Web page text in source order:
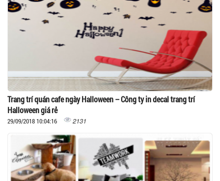
Trang trí quán cafe ngày Halloween – Công ty in decal trang trí
Halloween giá rẻ
29/09/2018 10:04:16 2131